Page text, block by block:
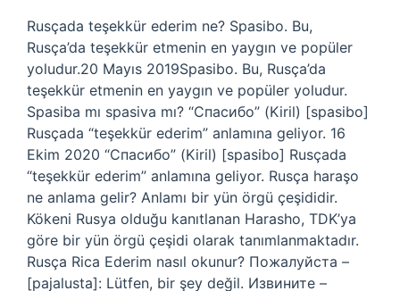
Rusçada teşekkür ederim ne? Spasibo. Bu,
Rusça’da teşekkür etmenin en yaygın ve popüler
yoludur.20 Mayıs 2019Spasibo. Bu, Rusça’da
teşekkür etmenin en yaygın ve popüler yoludur.
Spasiba mı spasiva mı? “Спасибо” (Kiril) [spasibo]
Rusçada “teşekkür ederim” anlamına geliyor. 16
Ekim 2020 “Спасибо” (Kiril) [spasibo] Rusçada
“teşekkür ederim” anlamına geliyor. Rusça haraşo
ne anlama gelir? Anlamı bir yün örgü çeşididir.
Kökeni Rusya olduğu kanıtlanan Harasho, TDK’ya
göre bir yün örgü çeşidi olarak tanımlanmaktadır.
Rusça Rica Ederim nasıl okunur? Пожалуйста –
[pajalusta]: Lütfen, bir şey değil. Извините –